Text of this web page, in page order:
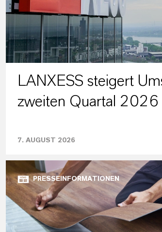
LANXESS steigert
zweiten Quartal 2026
7. AUGUST 2026
PRESSEINFORMATIONEN